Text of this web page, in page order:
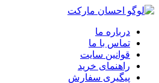
درباره ما
تماس با ما
قوانین سایت
راهنمای خرید
پیگیری سفارش